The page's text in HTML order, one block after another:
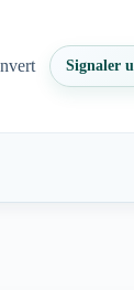
Signaler